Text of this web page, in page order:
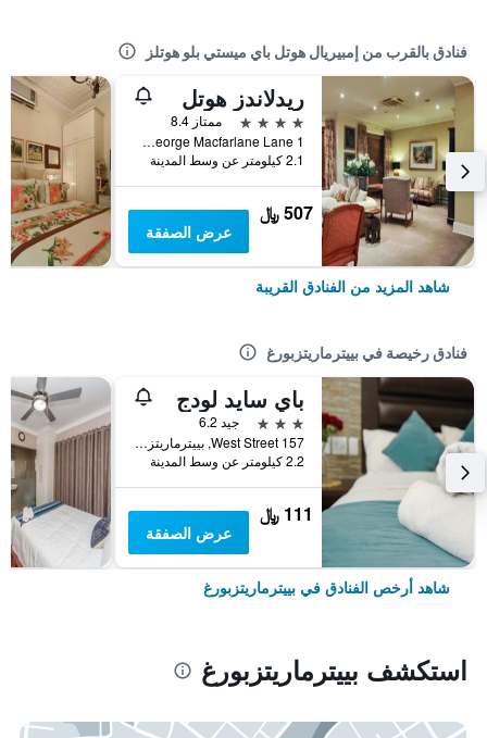
فنادق بالقرب من إمبيريال هوتل باي ميستي بلو هوتلز
ريدلاندز هوتل
4 نجوم
ممتاز 8.4
1 George Macfarlane Lane, بييترماريتزبورغ, محافظة كوازولو ناتال, جنوب أفريقيا
2.1 كيلومتر عن وسط المدينة
507 ﷼
عرض الصفقة
شاهد المزيد من الفنادق القريبة
فنادق رخيصة في بييترماريتزبورغ
باي سايد لودج
3 نجوم
جيد 6.2
157 West Street, بييترماريتزبورغ, محافظة كوازولو ناتال, جنوب أفريقيا
2.2 كيلومتر عن وسط المدينة
111 ﷼
عرض الصفقة
شاهد أرخص الفنادق في بييترماريتزبورغ
استكشف بييترماريتزبورغ